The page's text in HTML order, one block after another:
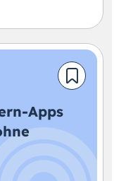
Apps